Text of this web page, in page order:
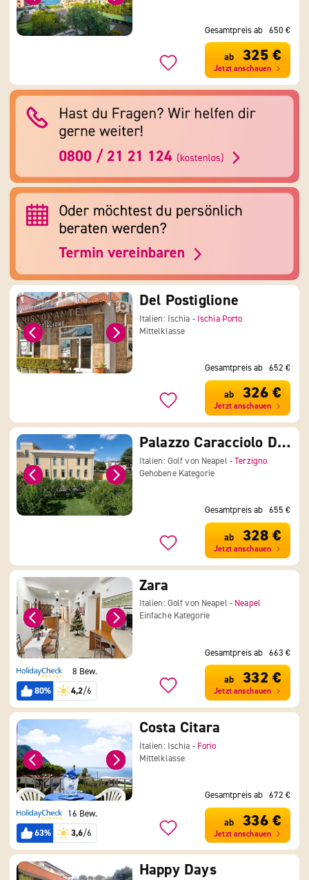
Gesamtpreis ab 650 €
ab 325 €
Jetzt anschauen
Del Postiglione
Italien: Ischia - Ischia Porto
Mittelklasse
Gesamtpreis ab 652 €
ab 326 €
Jetzt anschauen
Palazzo Caracciolo Del Sole
Italien: Golf von Neapel -Terzigno
Gehobene Kategorie
Gesamtpreis ab 655 €
ab 328 €
Jetzt anschauen
Zara
Italien: Golf von Neapel - Neapel
Einfache Kategorie
8 Bew.
80%
4,2/6
Gesamtpreis ab 663 €
ab 332 €
Jetzt anschauen
Costa Citara
Italien: Ischia - Forio
Mittelklasse
16 Bew.
63%
3,6/6
Gesamtpreis ab 672 €
ab 336 €
Jetzt anschauen
Happy Days